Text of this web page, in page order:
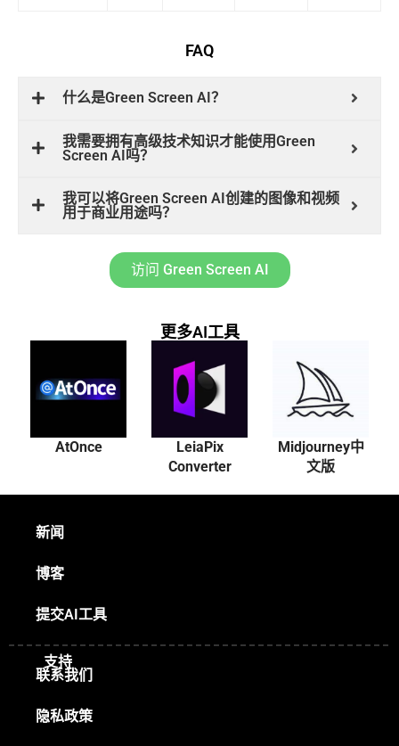
FAQ
什么是Green Screen AI？
我需要拥有高级技术知识才能使用Green
Screen AI吗？
我可以将Green Screen AI创建的图像和视频
用于商业用途吗？
访问 Green Screen AI
更多AI工具
AtOnce
LeiaPix
Converter
Midjourney中
文版
新闻
博客
提交AI工具
支持
联系我们
隐私政策